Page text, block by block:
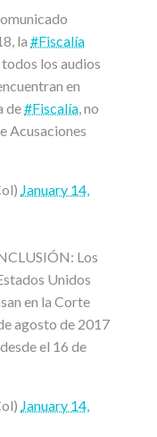
la #Fiscalía
los audios
en
de#Fiscalía, no
Acusaciones
January 14,
Los
Unidos
en la Corte
agosto de 2017
el 16 de
January 14,